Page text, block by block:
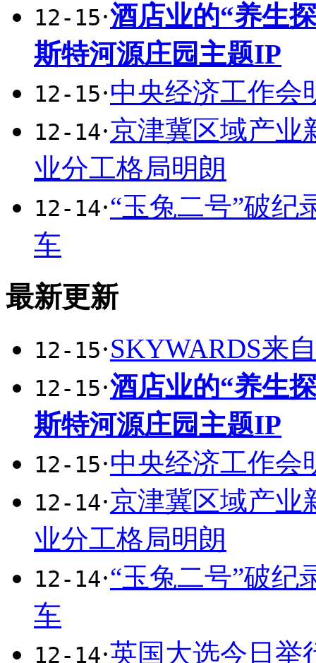
12-15·酒店业的“养生
斯特河源庄园主题IP
12-15·中央经济工作会
12-14·京津冀区域产业
业分工格局明朗
12-14·“玉兔二号”破纪
车
最新更新
12-15·SKYWARDS来
12-15·酒店业的“养生
斯特河源庄园主题IP
12-15·中央经济工作会
12-14·京津冀区域产业
业分工格局明朗
12-14·“玉兔二号”破纪
车
12-14·英国大选今日举